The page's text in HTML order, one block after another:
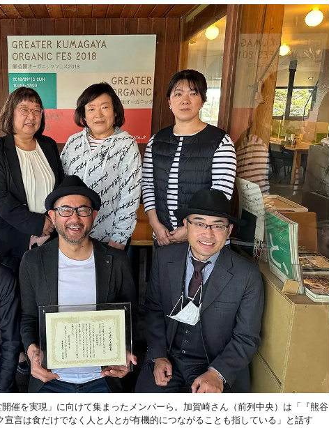
催を実現」に向けて集まったメンバーら。加賀崎さん（前列中央）は「『熊谷
言は食だけでなく人と人とが有機的につながることも指している」と話す